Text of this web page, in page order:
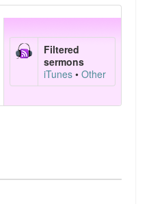
Filtered
sermons
iTunes • Other